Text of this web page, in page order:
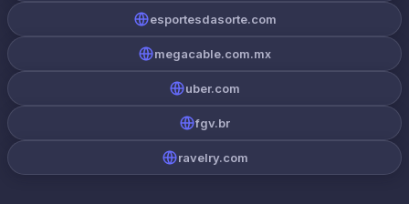
esportesdasorte.com
megacable.com.mx
uber.com
fgv.br
ravelry.com